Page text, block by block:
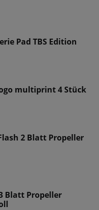
Pad TBS Edition
multiprint 4 Stück
2 Blatt Propeller
Blatt Propeller